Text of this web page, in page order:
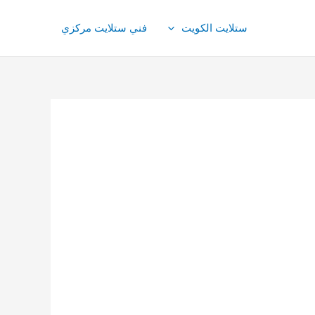
ستلايت الكويت فني ستلايت مركزي